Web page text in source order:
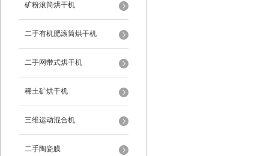
矿粉滚筒烘干机
二手有机肥滚筒烘干机
二手网带式烘干机
稀土矿烘干机
三维运动混合机
二手陶瓷膜